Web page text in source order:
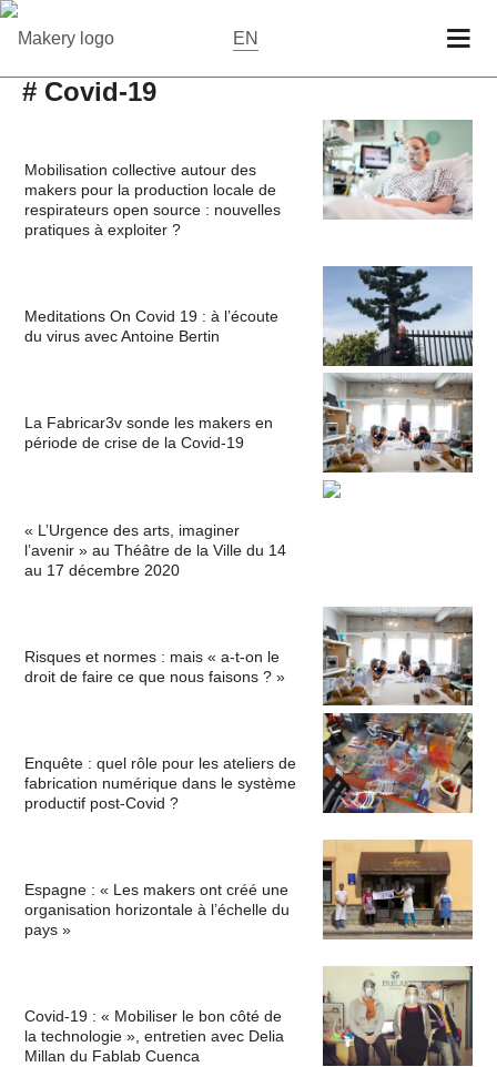
EN
# Covid-19
Mobilisation collective autour des
makers pour la production locale de
respirateurs open source : nouvelles
pratiques à exploiter ?
Meditations On Covid 19 : à l’écoute
du virus avec Antoine Bertin
La Fabricar3v sonde les makers en
période de crise de la Covid-19
« L’Urgence des arts, imaginer
l’avenir » au Théâtre de la Ville du 14
au 17 décembre 2020
Risques et normes : mais « a-t-on le
droit de faire ce que nous faisons ? »
Enquête : quel rôle pour les ateliers de
fabrication numérique dans le système
productif post-Covid ?
Espagne : « Les makers ont créé une
organisation horizontale à l’échelle du
pays »
Covid-19 : « Mobiliser le bon côté de
la technologie », entretien avec Delia
Millan du Fablab Cuenca